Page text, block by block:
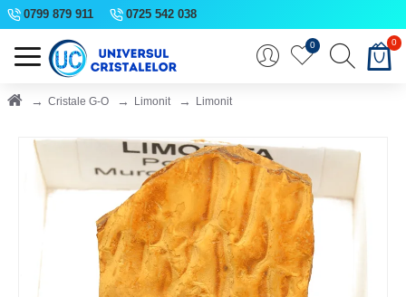
0799 879 911 0725 542 038
0 0
Cristale G-O Limonit Limonit